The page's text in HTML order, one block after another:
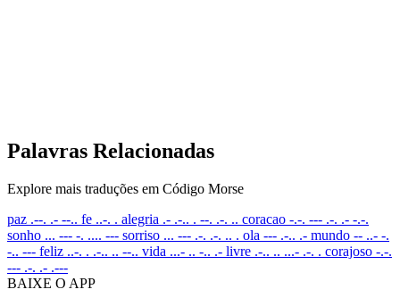
Palavras Relacionadas
Explore mais traduções em Código Morse
paz .--. .- --.. fe ..-. . alegria .- .-.. . --. .-. .. coracao -.-. --- .-. .- -.-.
sonho ... --- -. .... --- sorriso ... --- .-. .-. .. . ola --- .-.. .- mundo -- ..- -.
-.. --- feliz ..-. . .-.. .. --.. vida ...- .. -.. .- livre .-.. .. ...- .-. . corajoso -.-.
--- .-. .- .---
BAIXE O APP